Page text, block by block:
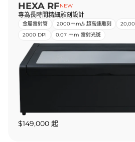
HEXA RFNEW
專為長時間精細雕刻設計
金屬雷射管 2000mm/s 超高速雕刻
2000 DPI
0.07 mm 雷射光斑
$149,000 起